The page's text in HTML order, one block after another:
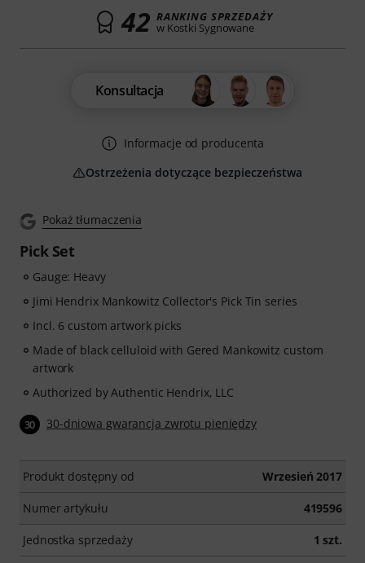
Pokaż tłumaczenia
Pick Set
Gauge: Heavy
Jimi Hendrix Mankowitz Collector's Pick Tin series
Incl. 6 custom artwork picks
Made of black celluloid with Gered Mankowitz custom
artwork
Authorized by Authentic Hendrix, LLC
30 30-dniowa gwarancja zwrotu pieniędzy
Produkt dostępny od Wrzesień 2017
Numer artykułu 419596
Jednostka sprzedaży 1 szt.
42 RANKING SPRZEDAŻY
w Kostki Sygnowane
Konsultacja
Informacje od producenta
Ostrzeżenia dotyczące bezpieczeństwa